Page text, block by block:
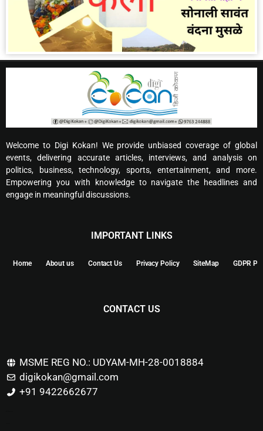
Welcome to Digi Kokan! We provide unbiased coverage of global
events, delivering accurate articles, interviews, and analysis on
politics, business, technology, sports, entertainment, and more.
Empowering you with knowledge to navigate the headlines and
engage in meaningful discussions.
IMPORTANT LINKS
Home About us Contact Us Privacy Policy SiteMap GDPR
CONTACT US
MSME REG NO.: UDYAM-MH-28-0018884
digikokan@gmail.com
+91 9422662677